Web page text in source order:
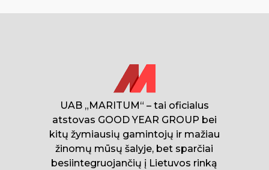
UAB „MARITUM“ – tai oficialus
atstovas GOOD YEAR GROUP bei
kitų žymiausių gamintojų ir mažiau
žinomų mūsų šalyje, bet sparčiai
besiintegruojančių į Lietuvos rinką